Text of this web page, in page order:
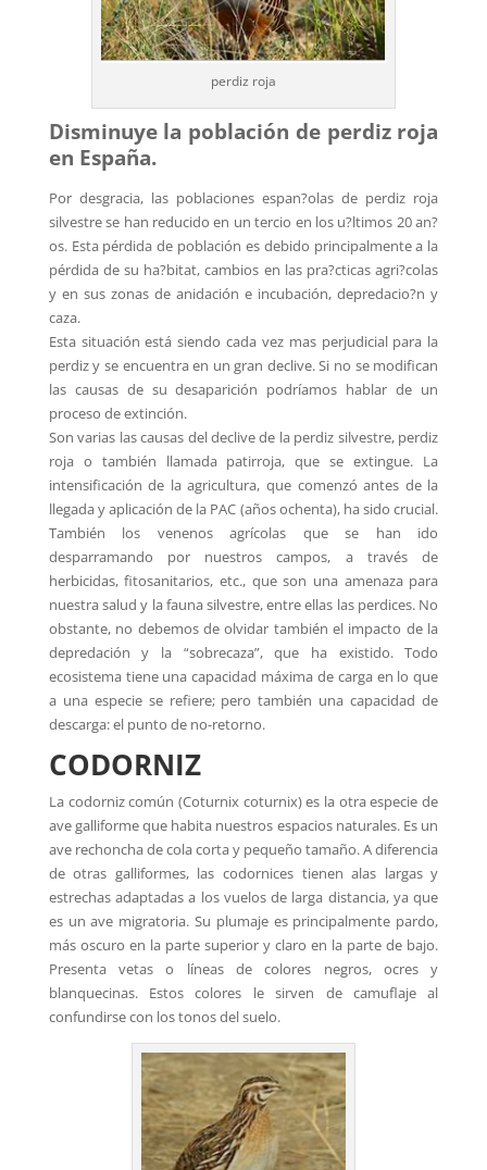
perdiz roja
Disminuye la población de perdiz roja
en España.
Por desgracia, las poblaciones espan?olas de perdiz roja
silvestre se han reducido en un tercio en los u?ltimos 20 an?
os. Esta pérdida de población es debido principalmente a la
pérdida de su ha?bitat, cambios en las pra?cticas agri?colas
y en sus zonas de anidación e incubación, depredacio?n y
caza.
Esta situación está siendo cada vez mas perjudicial para la
perdiz y se encuentra en un gran declive. Si no se modifican
las causas de su desaparición podríamos hablar de un
proceso de extinción.
Son varias las causas del declive de la perdiz silvestre, perdiz
roja o también llamada patirroja, que se extingue. La
intensificación de la agricultura, que comenzó antes de la
llegada y aplicación de la PAC (años ochenta), ha sido crucial.
También los venenos agrícolas que se han ido
desparramando por nuestros campos, a través de
herbicidas, fitosanitarios, etc., que son una amenaza para
nuestra salud y la fauna silvestre, entre ellas las perdices. No
obstante, no debemos de olvidar también el impacto de la
depredación y la “sobrecaza”, que ha existido. Todo
ecosistema tiene una capacidad máxima de carga en lo que
a una especie se refiere; pero también una capacidad de
descarga: el punto de no-retorno.
CODORNIZ
La codorniz común (Coturnix coturnix) es la otra especie de
ave galliforme que habita nuestros espacios naturales. Es un
ave rechoncha de cola corta y pequeño tamaño. A diferencia
de otras galliformes, las codornices tienen alas largas y
estrechas adaptadas a los vuelos de larga distancia, ya que
es un ave migratoria. Su plumaje es principalmente pardo,
más oscuro en la parte superior y claro en la parte de bajo.
Presenta vetas o líneas de colores negros, ocres y
blanquecinas. Estos colores le sirven de camuflaje al
confundirse con los tonos del suelo.